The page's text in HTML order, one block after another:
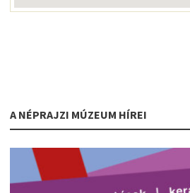
A NÉPRAJZI MÚZEUM HÍREI